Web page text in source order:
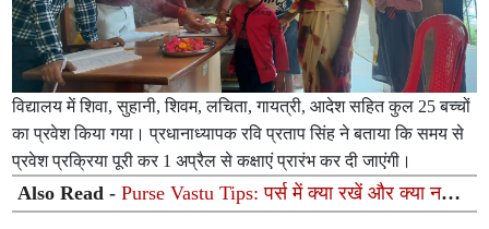
विद्यालय में शिवा, सुहानी, शिवम, लचिता, गायत्री, आदेश सहित कुल 25 बच्चों
का प्रवेश किया गया। प्रधानाध्यापक रवि प्रताप सिंह ने बताया कि समय से
प्रवेश प्रक्रिया पूरी कर 1 अप्रैल से कक्षाएं प्रारंभ कर दी जाएंगी।
Also Read -Purse Vastu Tips: पर्स में क्या रखें और क्या नहीं?
वास्तु शास्त्र के ये असरदार उपाय दूर करेंगे आपकी धन से जुड़ी हर